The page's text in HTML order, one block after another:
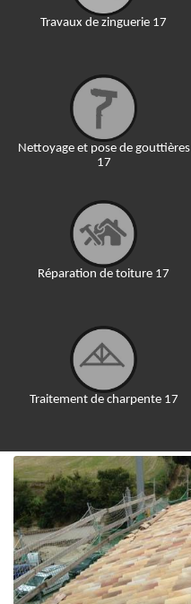
Travaux de zinguerie 17
Nettoyage et pose de gouttières
17
Réparation de toiture 17
Traitement de charpente 17